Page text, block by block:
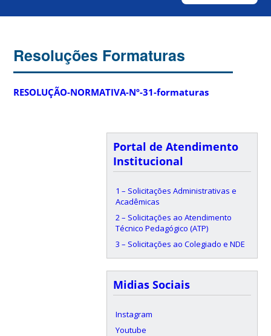
Resoluções Formaturas
RESOLUÇÃO-NORMATIVA-Nº-31-formaturas
Portal de Atendimento
Institucional
1 – Solicitações Administrativas e
Acadêmicas
2 – Solicitações ao Atendimento
Técnico Pedagógico (ATP)
3 – Solicitações ao Colegiado e NDE
Midias Sociais
Instagram
Youtube